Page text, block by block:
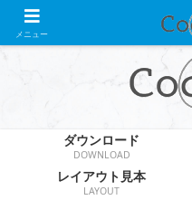
ダウンロード
DOWNLOAD
レイアウト見本
LAYOUT
メニュー